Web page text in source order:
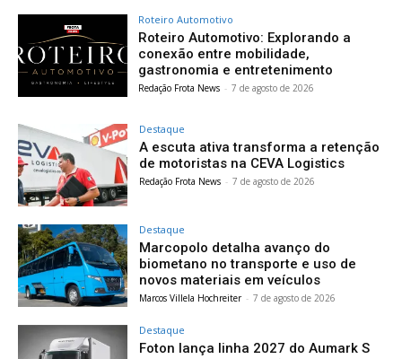
Roteiro Automotivo
Roteiro Automotivo: Explorando a
conexão entre mobilidade,
gastronomia e entretenimento
Redação Frota News - 7 de agosto de 2026
Destaque
A escuta ativa transforma a retenção
de motoristas na CEVA Logistics
Redação Frota News - 7 de agosto de 2026
Destaque
Marcopolo detalha avanço do
biometano no transporte e uso de
novos materiais em veículos
Marcos Villela Hochreiter - 7 de agosto de 2026
Destaque
Foton lança linha 2027 do Aumark S